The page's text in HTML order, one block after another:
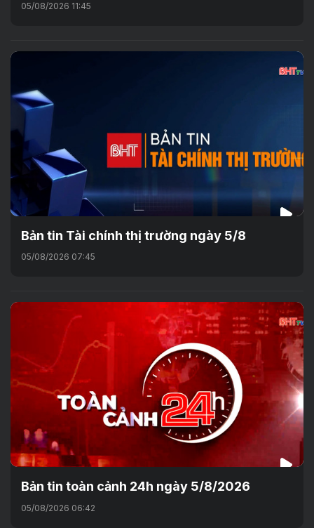
05/08/2026 11:45
Bản tin Tài chính thị trường ngày 5/8
05/08/2026 07:45
Bản tin toàn cảnh 24h ngày 5/8/2026
05/08/2026 06:42